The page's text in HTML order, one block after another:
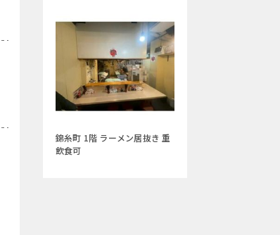
錦糸町 1階 ラーメン居抜き 重
飲食可